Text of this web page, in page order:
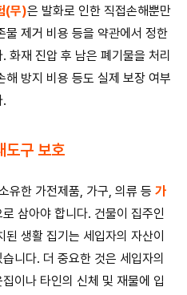
(무)은 발화로 인한 직접손해뿐만
물 제거 비용 등을 약관에서 정한
화재 진압 후 남은 폐기물을 처리
해 방지 비용 등도 실제 보장 여부
.
도구 보호
유한 가전제품, 가구, 의류 등 가
삼아야 합니다. 건물이 집주인
생활 집기는 세입자의 자산이
니다. 더 중요한 것은 세입자의
이나 타인의 신체 및 재물에 입